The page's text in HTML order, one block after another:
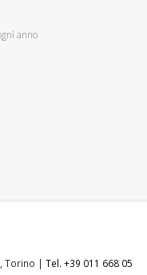
anno
Torino | Tel. +39 011 668 05